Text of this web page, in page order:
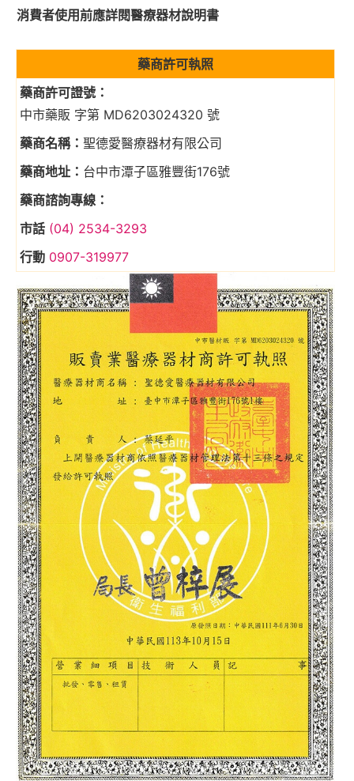
消費者使用前應詳閱醫療器材說明書
藥商許可執照
藥商許可證號：
中市藥販 字第 MD6203024320 號
藥商名稱： 聖德愛醫療器材有限公司
藥商地址： 台中市潭子區雅豐街176號
藥商諮詢專線：
市話 (04) 2534-3293
行動 0907-319977